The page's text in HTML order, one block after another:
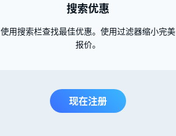
搜索优惠
使用搜索栏查找最佳优惠。使用过滤器缩小完美
报价。
现在注册